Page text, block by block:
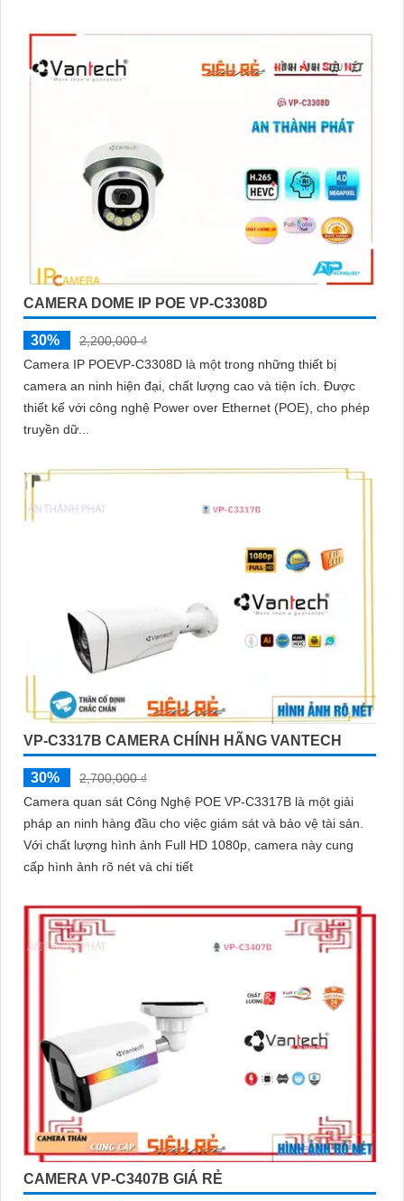
CAMERA DOME IP POE VP-C3308D
30%
2,200,000 ₫
Camera IP POEVP-C3308D là một trong những thiết bị
camera an ninh hiện đại, chất lượng cao và tiện ích. Được
thiết kế với công nghệ Power over Ethernet (POE), cho phép
truyền dữ...
VP-C3317B CAMERA CHÍNH HÃNG VANTECH
30%
2,700,000 ₫
Camera quan sát Công Nghệ POE VP-C3317B là một giải
pháp an ninh hàng đầu cho việc giám sát và bảo vệ tài sản.
Với chất lượng hình ảnh Full HD 1080p, camera này cung
cấp hình ảnh rõ nét và chi tiết
CAMERA VP-C3407B GIÁ RẺ